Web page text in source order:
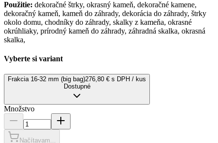
Použitie: dekoračné štrky, okrasný kameň, dekoračné kamene,
dekoračný kameň, kameň do záhrady, dekorácia do záhrady, štrky
okolo domu, chodníky do záhrady, skalky z kameňa, okrasné
okrúhliaky, prírodný kameň do záhrady, záhradná skalka, okrasná
skalka,
Vyberte si variant
Frakcia 16-32 mm (big bag)276,80 € s DPH / kus
Dostupné
Množstvo
Načítavam...